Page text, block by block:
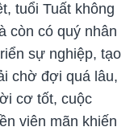
tuổi Tuất không
còn có quý nhân
sự nghiệp, tạo
chờ đợi quá lâu,
cơ tốt, cuộc
viên mãn khiến